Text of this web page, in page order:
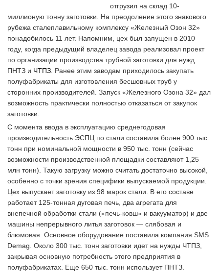
отгрузил на склад 10-
миллионую тонну заготовки. На преодоление этого знакового
рубежа сталеплавильному комплексу «Железный Озон 32»
понадобилось 11 лет. Напомним, цех был запущен в 2010
году, когда предыдущий владелец завода реализовал проект
по организации производства трубной заготовки для нужд
ПНТЗ и ЧТПЗ . Ранее этим заводам приходилось закупать
полуфабрикаты для изготовления бесшовных труб у
сторонних производителей. Запуск «Железного Озона 32» дал
возможность практически полностью отказаться от закупок
заготовки.
С момента ввода в эксплуатацию среднегодовая
производительность ЭСПЦ по стали составила более 900 тыс.
тонн при номинальной мощности в 950 тыс. тонн (сейчас
возможности производственной площадки составляют 1,25
млн тонн). Такую загрузку можно считать достаточно высокой,
особенно с точки зрения специфики выпускаемой продукции.
Цех выпускает заготовку из 98 марок стали. В его составе
работает 125-тонная дуговая печь, два агрегата для
внепечной обработки стали («печь-ковш» и вакууматор) и две
машины непрерывного литья заготовок — слябовая и
блюмовая. Основное оборудование поставила компания SMS
Demag. Около 300 тыс. тонн заготовки идет на нужды ЧТПЗ,
закрывая основную потребность этого предприятия в
полуфабрикатах. Еще 650 тыс. тонн использует ПНТЗ.